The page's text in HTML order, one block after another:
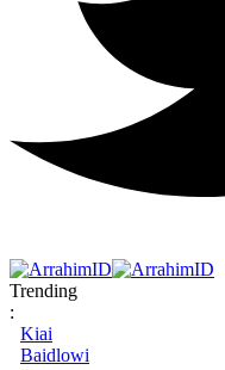
Trending
:
Kiai
Baidlowi